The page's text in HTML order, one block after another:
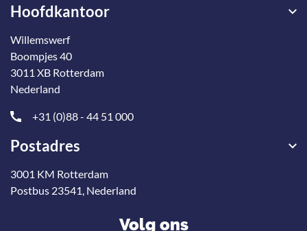
Hoofdkantoor
Willemswerf
Boompjes 40
3011 XB Rotterdam
Nederland
+31 (0)88 - 44 51 000
Postadres
3001 KM Rotterdam
Postbus 23541, Nederland
Volg ons